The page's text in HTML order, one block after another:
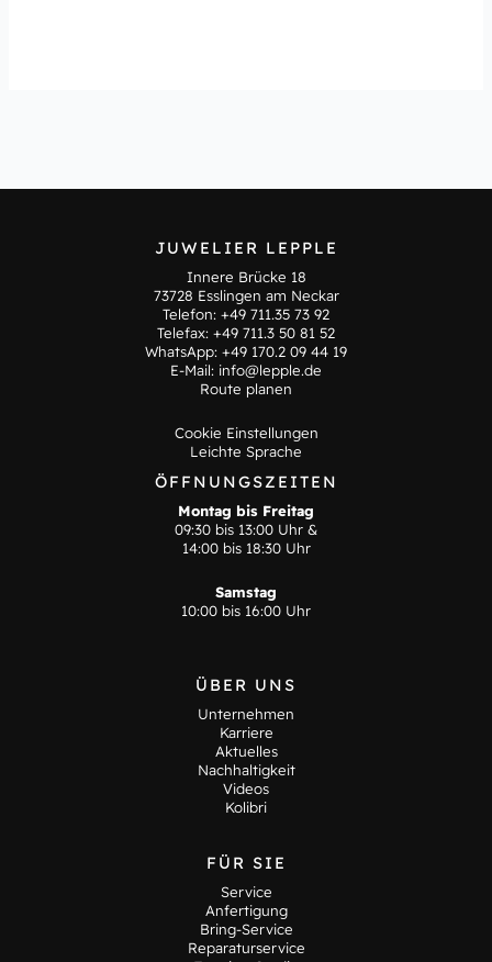
JUWELIER LEPPLE
Innere Brücke 18
73728 Esslingen am Neckar
Telefon: +49 711.35 73 92
Telefax: +49 711.3 50 81 52
WhatsApp: +49 170.2 09 44 19
E-Mail: info@lepple.de
Route planen
Cookie Einstellungen
Leichte Sprache
ÖFFNUNGSZEITEN
Montag bis Freitag
09:30 bis 13:00 Uhr &
14:00 bis 18:30 Uhr
Samstag
10:00 bis 16:00 Uhr
ÜBER UNS
Unternehmen
Karriere
Aktuelles
Nachhaltigkeit
Videos
Kolibri
FÜR SIE
Service
Anfertigung
Bring-Service
Reparaturservice